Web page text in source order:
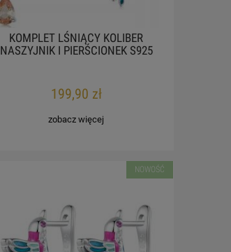
KOMPLET LŚNIĄCY KOLIBER
NASZYJNIK I PIERŚCIONEK S925
199,90 zł
zobacz więcej
NOWOŚĆ